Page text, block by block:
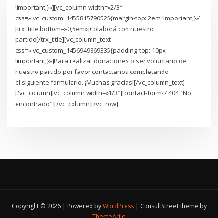
!important;}»][vc_column width=»2/3″
css=».vc_custom_1455815790525{margin-top: 2em !important;}»]
[trx_title bottom=»0,6em»]Colaborá con nuestro
partido[/trx_title][vc_column_text
css=».vc_custom_1456949869335{padding-top: 10px
!important;}»]Para realizar donaciones o ser voluntario de
nuestro partido por favor contactanos completando
el siguiente formulario. ¡Muchas gracias![/vc_column_text]
[/vc_column][vc_column width=»1/3″][contact-form-7 404 "No
encontrado"][/vc_column][/vc_row]
Copyright © 2026 | Powered byWordPress | ConsultStreet theme by